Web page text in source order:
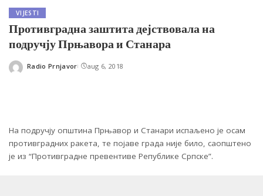
VIJESTI
Противградна заштита дејствовала на
подручју Прњавора и Станара
Posted
Radio Prnjavor aug 6, 2018
На подручју општина Прњавор и Станари испаљено је осам
противградних ракета, те појаве града није било, саопштено
је из “Противградне превентиве Републике Српске”.